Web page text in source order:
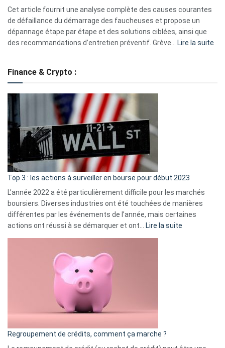
S330
eufy
Cet article fournit une analyse complète des causes courantes
de défaillance du démarrage des faucheuses et propose un
dépannage étape par étape et des solutions ciblées, ainsi que
des recommandations d’entretien préventif. Grève…
Lire la suite
Finance & Crypto :
Top 3 : les actions à surveiller en bourse pour début 2023
L’année 2022 a été particulièrement difficile pour les marchés
boursiers. Diverses industries ont été touchées de manières
différentes par les événements de l’année, mais certaines
actions ont réussi à se démarquer et ont…
Lire la suite
Regroupement de crédits, comment ça marche ?